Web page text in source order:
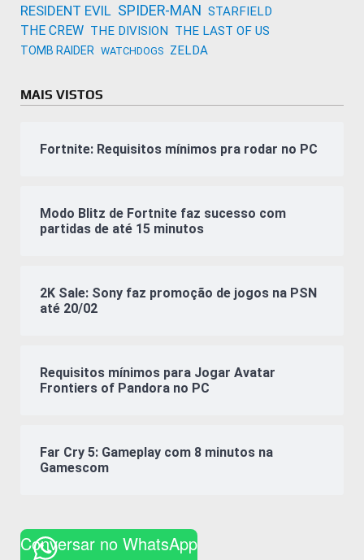
RESIDENT EVIL SPIDER-MAN STARFIELD
THE CREW THE DIVISION THE LAST OF US
TOMB RAIDER WATCHDOGS ZELDA
MAIS VISTOS
Fortnite: Requisitos mínimos pra rodar no PC
Modo Blitz de Fortnite faz sucesso com
partidas de até 15 minutos
2K Sale: Sony faz promoção de jogos na PSN
até 20/02
Requisitos mínimos para Jogar Avatar
Frontiers of Pandora no PC
Far Cry 5: Gameplay com 8 minutos na
Gamescom
Conversar no WhatsApp